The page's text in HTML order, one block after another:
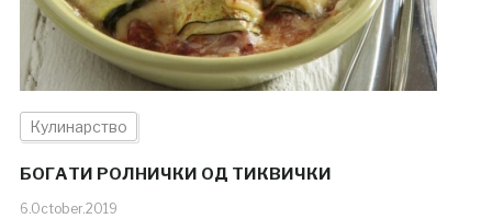
Кулинарство
БОГАТИ РОЛНИЧКИ ОД ТИКВИЧКИ
6.October.2019